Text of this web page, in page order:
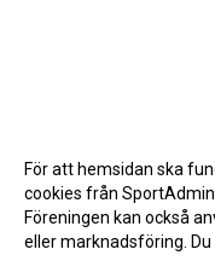
För att hemsidan ska
cookies från
Föreningen kan också
eller marknadsföring. Du